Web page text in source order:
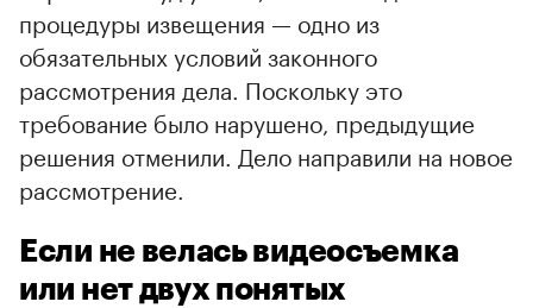
процедуры извещения — одно из
обязательных условий законного
рассмотрения дела. Поскольку это
требование было нарушено, предыдущие
решения отменили. Дело направили на новое
рассмотрение.
Если не велась видеосъемка
или нет двух понятых